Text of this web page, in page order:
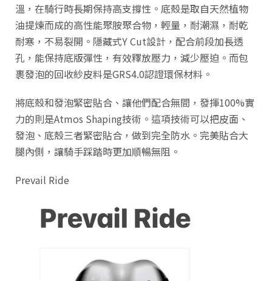
溫，在騎行時長期保持高支撐性。底殼是取自天然植物
油提煉而成的高性能聚胺聚合物，輕量，耐潮濕，耐乾
耐寒，不易裂開。隱藏式Y Cut設計，配合前段加長透
孔，能保持底版彈性，有效釋放壓力，減少壓迫。而包
裹發泡的回收紗皮料是GRS4.0認證環保材料。
將底殼和發泡緊密貼合、讓他們配合無間，發揮100%實
力的則是Atmos Shaping技術。這項技術可以把皮面、
發泡、底殼三者緊密貼合，做到完全防水。完美貼合大
腿內側，讓騎手踩踏時更加順暢無阻。
Prevail Ride